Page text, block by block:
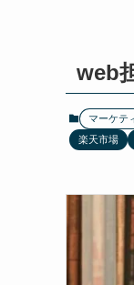
web
マーケテ
楽天市場